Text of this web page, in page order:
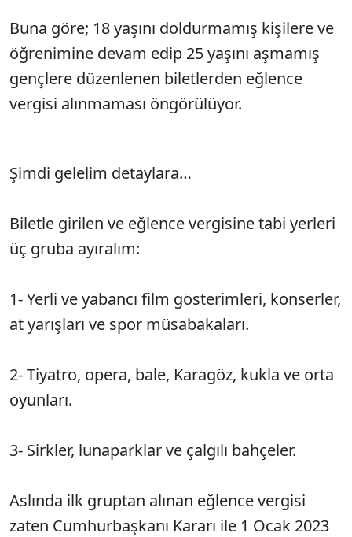
Buna göre; 18 yaşını doldurmamış kişilere ve
öğrenimine devam edip 25 yaşını aşmamış
gençlere düzenlenen biletlerden eğlence
vergisi alınmaması öngörülüyor.
Şimdi gelelim detaylara…
Biletle girilen ve eğlence vergisine tabi yerleri
üç gruba ayıralım:
1- Yerli ve yabancı film gösterimleri, konserler,
at yarışları ve spor müsabakaları.
2- Tiyatro, opera, bale, Karagöz, kukla ve orta
oyunları.
3- Sirkler, lunaparklar ve çalgılı bahçeler.
Aslında ilk gruptan alınan eğlence vergisi
zaten Cumhurbaşkanı Kararı ile 1 Ocak 2023